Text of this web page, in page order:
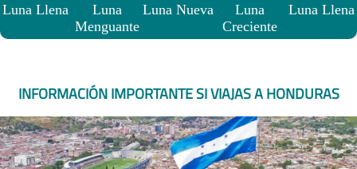
Luna Llena
Luna
Menguante
Luna Nueva
Luna
Creciente
Luna Llena
INFORMACIÓN IMPORTANTE SI VIAJAS A HONDURAS